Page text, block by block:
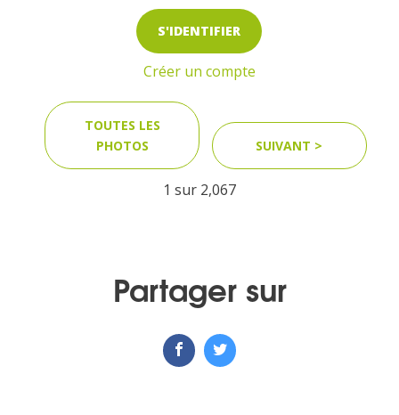
Photothèque
Documents
LES ÎLES VANILLE
S'IDENTIFIER
Créer un compte
TOUTES LES
PHOTOS
SUIVANT >
1 sur 2,067
Partager sur